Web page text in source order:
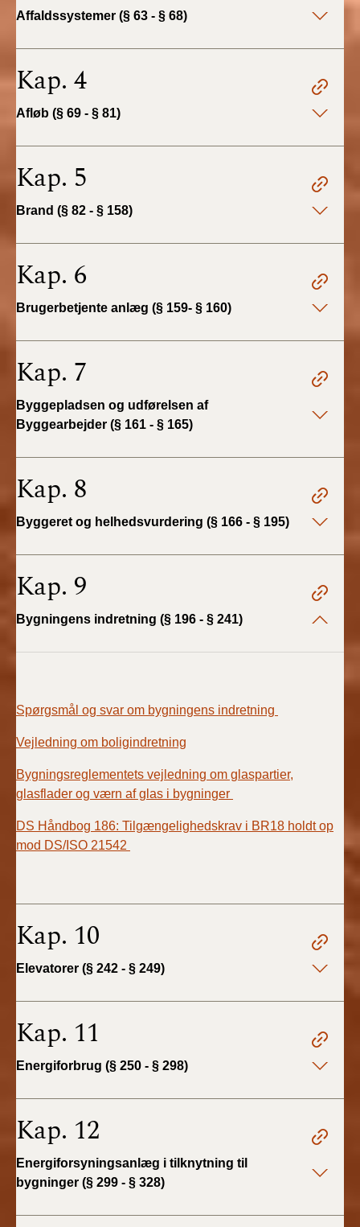
2022)
BR18 (1/1 - 30/6
BR18 (29/6 - 31/12
2021)
2021)
BR18 (1/7-31/12
BR18 (10/3-30/6
2020)
BR18 (4/7-31/12
2019)
BR18 (1/1-4/7 2019)
2018)
BR18 (1/1-30/6
BR15 (2015-2018)
Tidligere BR (1961-
Affaldssystemer (§ 63 - § 68)
Kap. 4
Afløb (§ 69 - § 81)
Kap. 5
Brand (§ 82 - § 158)
Kap. 6
Brugerbetjente anlæg (§ 159- § 160)
Kap. 7
Byggepladsen og udførelsen af
Byggearbejder (§ 161 - § 165)
Kap. 8
Byggeret og helhedsvurdering (§ 166 - § 195)
Kap. 9
Bygningens indretning (§ 196 - § 241)
Spørgsmål og svar om bygningens indretning
Vejledning om boligindretning
Bygningsreglementets vejledning om glaspartier,
glasflader og værn af glas i bygninger
DS Håndbog 186: Tilgængelighedskrav i BR18 holdt op
mod DS/ISO 21542
Kap. 10
Elevatorer (§ 242 - § 249)
Kap. 11
Energiforbrug (§ 250 - § 298)
Kap. 12
Energiforsyningsanlæg i tilknytning til
bygninger (§ 299 - § 328)